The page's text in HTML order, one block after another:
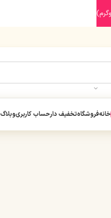
خانهفروشگاهتخفیف دارحساب کاربریوبلاگ